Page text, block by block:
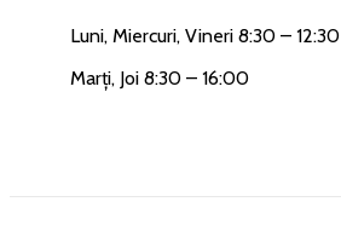
Luni, Miercuri, Vineri 8:30 – 12:30
Marți, Joi 8:30 – 16:00